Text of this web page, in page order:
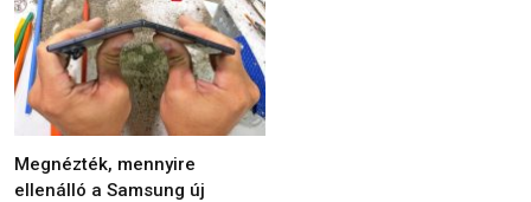
Megnézték, mennyire
ellenálló a Samsung új